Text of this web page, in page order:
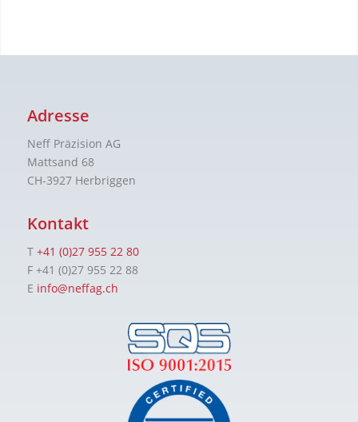
Adresse
Neff Präzision AG
Mattsand 68
CH-3927 Herbriggen
Kontakt
T +41 (0)27 955 22 80
F +41 (0)27 955 22 88
E info@neffag.ch